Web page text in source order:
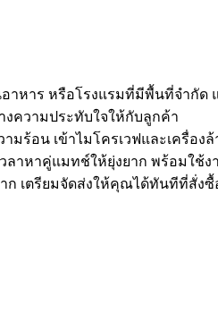
หาร หรือโรงแรมที่มีพื้นที่จำกัด
ความประทับใจให้กับลูกค้า
อน เข้าไมโครเวฟและเครื่อง
ลาหาคู่แมทช์ให้ยุ่งยาก พร้อมใช้ง
ก เตรียมจัดส่งให้คุณได้ทันทีที่สั่งซื้